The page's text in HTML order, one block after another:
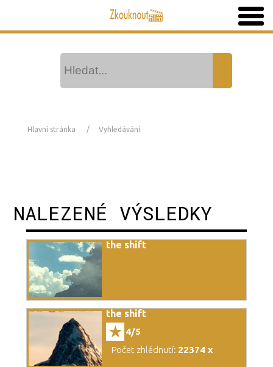
Hlavní stránka Vyhledávání
NALEZENÉ VÝSLEDKY
the shift
the shift
4/5
Počet zhlédnutí: 22374 x